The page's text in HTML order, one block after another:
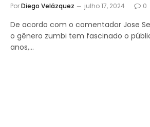
PorDiego Velázquez julho 17, 2024 0
De acordo com o comentador Jose
o gênero zumbi tem fascinado o
anos,…